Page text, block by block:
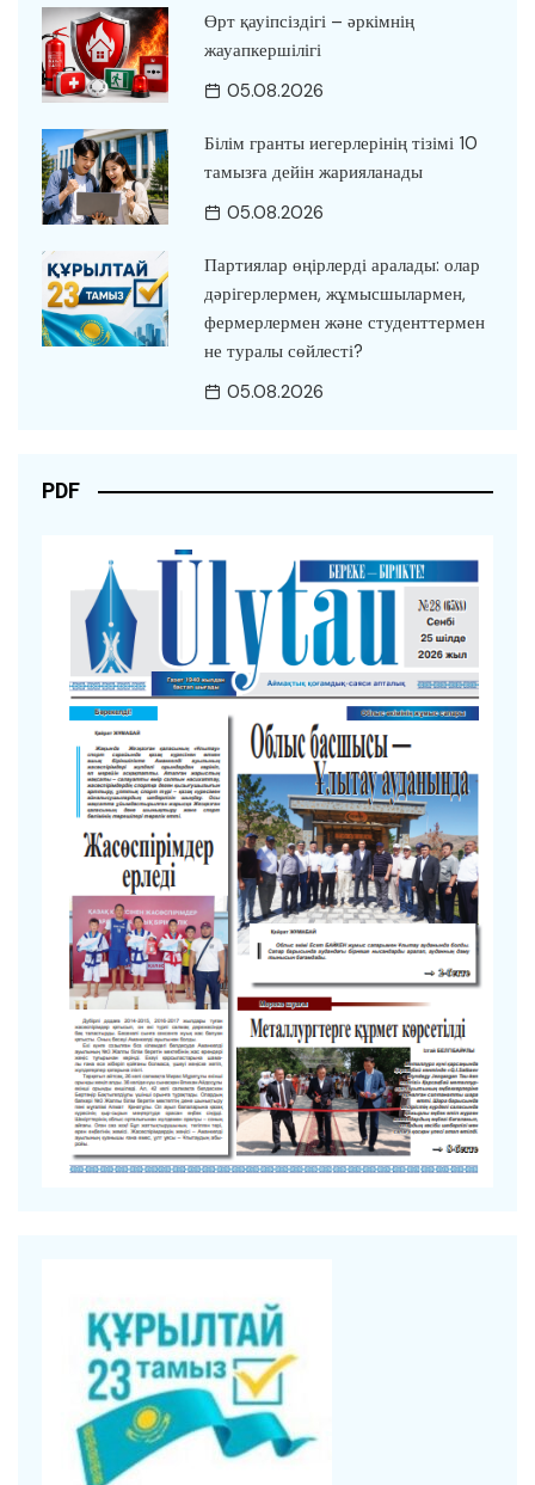
Өрт қауіпсіздігі – әркімнің
жауапкершілігі
05.08.2026
Білім гранты иегерлерінің тізімі 10
тамызға дейін жарияланады
05.08.2026
Партиялар өңірлерді аралады: олар
дәрігерлермен, жұмысшылармен,
фермерлермен және студенттермен
не туралы сөйлесті?
05.08.2026
PDF